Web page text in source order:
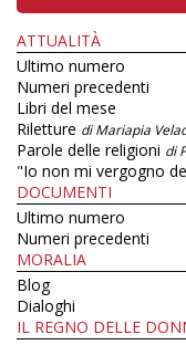
ATTUALITÀ
Ultimo numero
Numeri precedenti
Libri del mese
Riletture di Mariapia
Parole delle religioni di
"Io non mi vergogno
DOCUMENTI
Ultimo numero
Numeri precedenti
MORALIA
Blog
Dialoghi
IL REGNO DELLE